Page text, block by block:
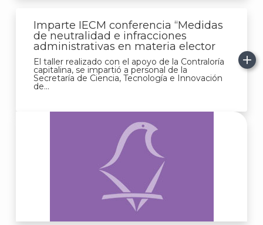
Imparte IECM conferencia “Medidas
de neutralidad e infracciones
administrativas en materia elector
El taller realizado con el apoyo de la Contraloría
capitalina, se impartió a personal de la
Secretaría de Ciencia, Tecnología e Innovación
de...